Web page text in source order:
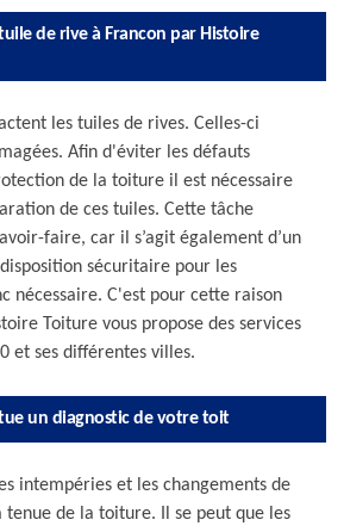
de rive à Francon par Histoire
les tuiles de rives. Celles-ci
Afin d'éviter les défauts
de la toiture il est nécessaire
de ces tuiles. Cette tâche
faire, car il s’agit également d’un
sécuritaire pour les
nécessaire. C'est pour cette raison
Toiture vous propose des services
et ses différentes villes.
un diagnostic de votre toit
intempéries et les changements de
de la toiture. Il se peut que les